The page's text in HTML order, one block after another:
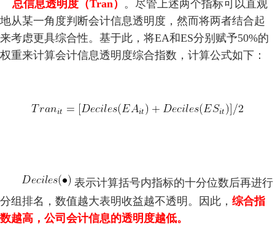
总信息透明度（Tran） 。尽管上述两个指标可以直观
地从某一角度判断会计信息透明度，然而将两者结合起
来考虑更具综合性。基于此，将EA和ES分别赋予50%的
权重来计算会计信息透明度综合指数，计算公式如下：
表示计算括号内指标的十分位数后再进行
分组排名，数值越大表明收益越不透明。因此， 综合指
数越高，公司会计信息的透明度越低。